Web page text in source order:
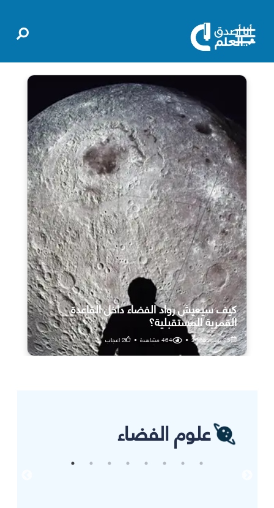
كيف سيعيش رواد الفضاء داخل القاعدة
القمرية المستقبلية؟
25 يوليو، 2026 •
464مشاهدة •
2اعجاب
علوم الفضاء